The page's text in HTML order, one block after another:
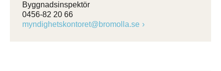
Byggnadsinspektör
0456-82 20 66
myndighetskontoret@bromolla.se